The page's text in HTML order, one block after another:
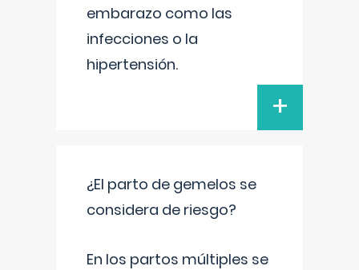
embarazo como las
infecciones o la
hipertensión.
+
¿El parto de gemelos se
considera de riesgo?
En los partos múltiples se